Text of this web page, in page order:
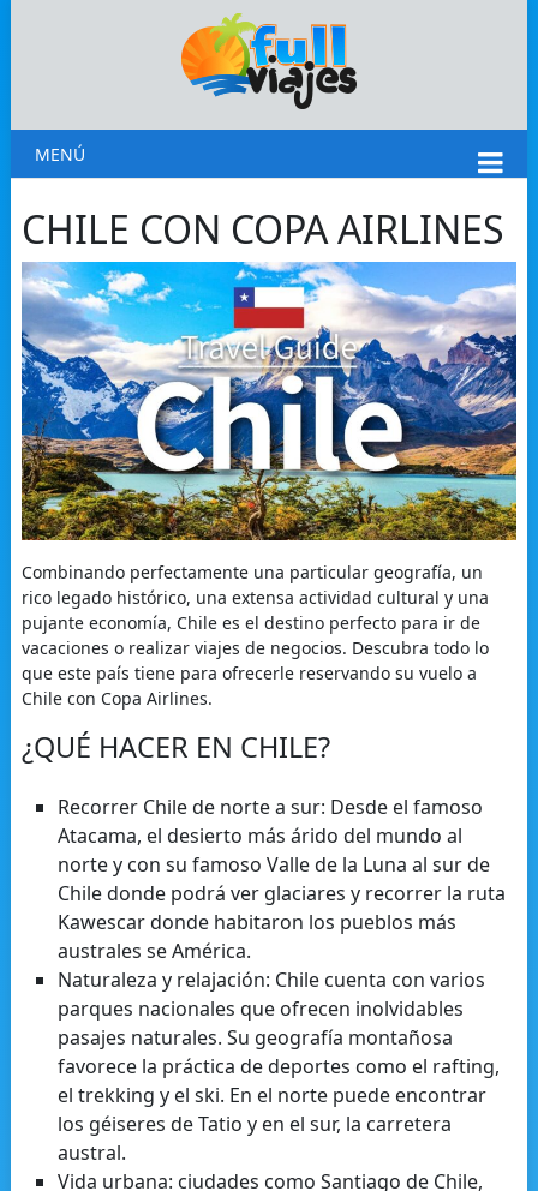
MENÚ
CHILE CON COPA AIRLINES
Combinando perfectamente una particular geografía, un
rico legado histórico, una extensa actividad cultural y una
pujante economía, Chile es el destino perfecto para ir de
vacaciones o realizar viajes de negocios. Descubra todo lo
que este país tiene para ofrecerle reservando su vuelo a
Chile con Copa Airlines.
¿QUÉ HACER EN CHILE?
Recorrer Chile de norte a sur: Desde el famoso
Atacama, el desierto más árido del mundo al
norte y con su famoso Valle de la Luna al sur de
Chile donde podrá ver glaciares y recorrer la ruta
Kawescar donde habitaron los pueblos más
australes se América.
Naturaleza y relajación: Chile cuenta con varios
parques nacionales que ofrecen inolvidables
pasajes naturales. Su geografía montañosa
favorece la práctica de deportes como el rafting,
el trekking y el ski. En el norte puede encontrar
los géiseres de Tatio y en el sur, la carretera
austral.
Vida urbana: ciudades como Santiago de Chile,